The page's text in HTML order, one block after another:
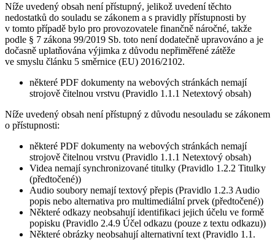
Níže uvedený obsah není přístupný, jelikož uvedení těchto
nedostatků do souladu se zákonem a s pravidly přístupnosti by
v tomto případě bylo pro provozovatele finančně náročné, takže
podle § 7 zákona 99/2019 Sb. toto není dodatečně upravováno a je
dočasně uplatňována výjimka z důvodu nepřiměřené zátěže
ve smyslu článku 5 směrnice (EU) 2016/2102.
některé PDF dokumenty na webových stránkách nemají
strojově čitelnou vrstvu (Pravidlo 1.1.1 Netextový obsah)
Níže uvedený obsah není přístupný z důvodu nesouladu se zákonem
o přístupnosti:
některé PDF dokumenty na webových stránkách nemají
strojově čitelnou vrstvu (Pravidlo 1.1.1 Netextový obsah)
Videa nemají synchronizované titulky (Pravidlo 1.2.2 Titulky
(předtočené))
Audio soubory nemají textový přepis (Pravidlo 1.2.3 Audio
popis nebo alternativa pro multimediální prvek (předtočené))
Některé odkazy neobsahují identifikaci jejich účelu ve formě
popisku (Pravidlo 2.4.9 Účel odkazu (pouze z textu odkazu))
Některé obrázky neobsahují alternativní text (Pravidlo 1.1.